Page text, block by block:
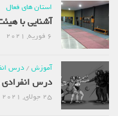
استان های فعال
آشنایی با
6 فوریه, 2021
آموزش/ درس
درس
25 جولای, 2021